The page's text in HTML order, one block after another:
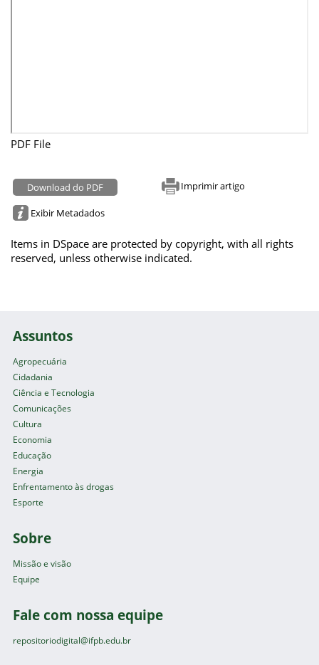
PDF File
Download do PDF Imprimir artigo
Exibir Metadados
Items in DSpace are protected by copyright, with all rights
reserved, unless otherwise indicated.
Assuntos
Agropecuária
Cidadania
Ciência e Tecnologia
Comunicações
Cultura
Economia
Educação
Energia
Enfrentamento às drogas
Esporte
Sobre
Missão e visão
Equipe
Fale com nossa equipe
repositoriodigital@ifpb.edu.br